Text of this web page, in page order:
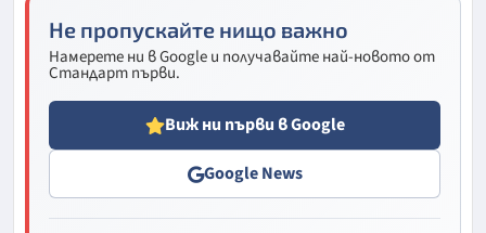
Не пропускайте нищо важно
Намерете ни в Google и получавайте най-новото от
Стандарт първи.
Виж ни първи в Google
Google News